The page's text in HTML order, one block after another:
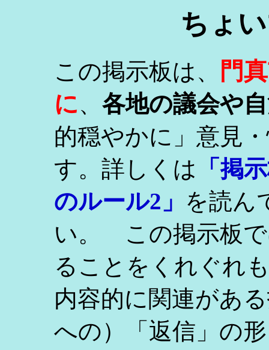
ちょ
この掲示板は、
門
に、 各地の議会や
的穏やかに」意見
す。詳しくは
「掲
のルール2」 を読ん
い。 この掲示板で
ることをくれぐれ
内容的に関連があ
への）「返信」の